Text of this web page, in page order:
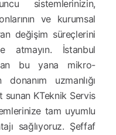
sistemlerinizin,
ve kurumsal
değişim süreçlerini
atmayın. İstanbul
bu yana mikro-
uzmanlığı
sunan KTeknik Servis
tam uyumlu
sağlıyoruz. Şeffaf